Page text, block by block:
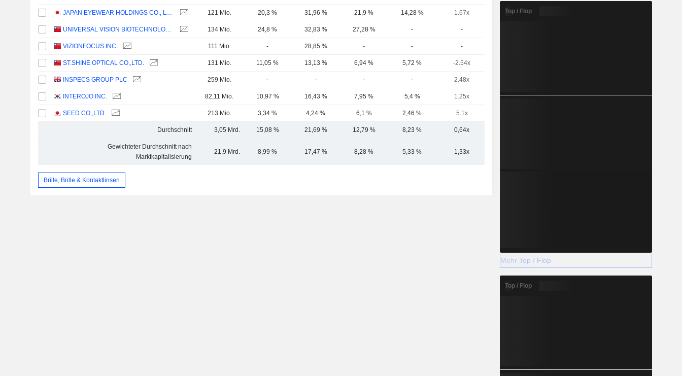
JAPAN EYEWEAR HOLDINGS CO., LTD. 121 Mio. 20,3 % 31,96 % 21,9 % 14,28 % 1.67x
UNIVERSAL VISION BIOTECHNOLOGY CO., LTD. 134 Mio. 24,8 % 32,83 % 27,28 % - -
VIZIONFOCUS INC. 111 Mio. - 28,85 % - - -
ST.SHINE OPTICAL CO.,LTD. 131 Mio. 11,05 % 13,13 % 6,94 % 5,72 % -2.54x
INSPECS GROUP PLC 259 Mio. - - - - 2.48x
INTEROJO INC. 82,11 Mio. 10,97 % 16,43 % 7,95 % 5,4 % 1.25x
SEED CO.,LTD. 213 Mio. 3,34 % 4,24 % 6,1 % 2,46 % 5.1x
Durchschnitt 3,05 Mrd. 15,08 % 21,69 % 12,79 % 8,23 % 0,64x
Gewichteter Durchschnitt nach
Marktkapitalisierung
21,9 Mrd. 8,99 % 17,47 % 8,28 % 5,33 % 1,33x
Brille, Brille & Kontaktlinsen
Top / Flop
Mehr Top / Flop
Top / Flop